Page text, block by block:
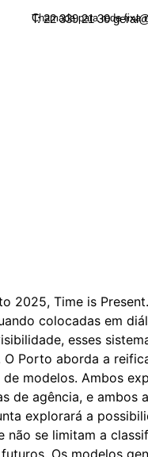
T: 22 339 21 30
Chamada para rede fixa
2025, Time is
colocadas em
esses
Porto aborda a
modelos. Ambos
de agência, e ambos
explorará a
não se limitam a
Os modelos